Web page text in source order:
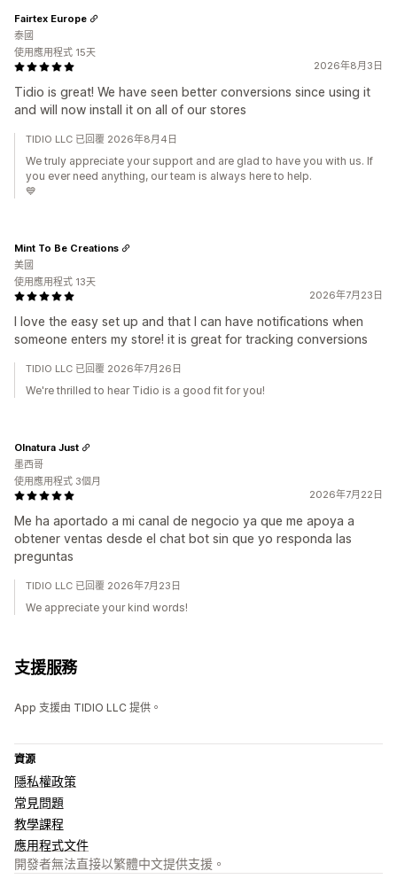
2026年8月3日
Tidio is great! We have seen better conversions since using it
and will now install it on all of our stores
Fairtex Europe
泰國
使用應用程式 15天
TIDIO LLC 已回覆 2026年8月4日
We truly appreciate your support and are glad to have you with us. If
you ever need anything, our team is always here to help.
💙
2026年7月23日
I love the easy set up and that I can have notifications when
someone enters my store! it is great for tracking conversions
Mint To Be Creations
美國
使用應用程式 13天
TIDIO LLC 已回覆 2026年7月26日
We're thrilled to hear Tidio is a good fit for you!
2026年7月22日
Me ha aportado a mi canal de negocio ya que me apoya a
obtener ventas desde el chat bot sin que yo responda las
preguntas
Olnatura Just
墨西哥
使用應用程式 3個月
TIDIO LLC 已回覆 2026年7月23日
We appreciate your kind words!
支援服務
App 支援由 TIDIO LLC 提供。
資源
隱私權政策
常見問題
教學課程
應用程式文件
開發者無法直接以繁體中文提供支援。